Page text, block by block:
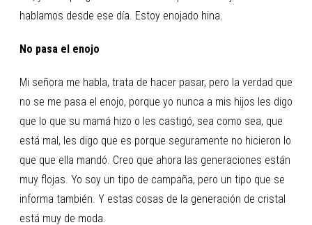
hablamos desde ese día. Estoy enojado hina.
No pasa el enojo
Mi señora me habla, trata de hacer pasar, pero la verdad que
no se me pasa el enojo, porque yo nunca a mis hijos les digo
que lo que su mamá hizo o les castigó, sea como sea, que
está mal, les digo que es porque seguramente no hicieron lo
que que ella mandó. Creo que ahora las generaciones están
muy flojas. Yo soy un tipo de campaña, pero un tipo que se
informa también. Y estas cosas de la generación de cristal
está muy de moda.